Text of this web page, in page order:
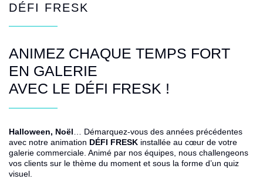
DÉFI FRESK
ANIMEZ CHAQUE TEMPS FORT
EN GALERIE
AVEC LE DÉFI FRESK !
Halloween, Noël … Démarquez-vous des années précédentes
avec notre animation DÉFI FRESK installée au cœur de votre
galerie commerciale. Animé par nos équipes, nous challengeons
vos clients sur le thème du moment et sous la forme d’un quiz
visuel.